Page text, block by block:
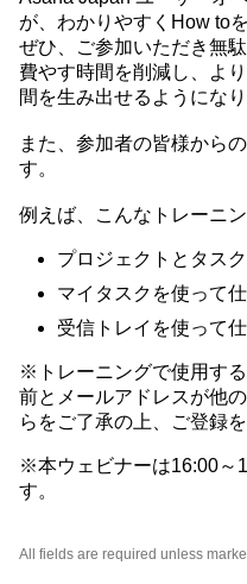
が、わかりやすくHow to
ぜひ、ご参加いただき無
費やす時間を削減し、よ
間を生み出せるようになり
また、参加者の皆様から
す。
例えば、こんなトレーニ
プロジェクトとタス
マイタスクを使って
受信トレイを使って
※トレーニングで使用す
前とメールアドレスが他
らをご了承の上、ご登録
※本ウェビナーは16:00～
す。
All fields are required unless